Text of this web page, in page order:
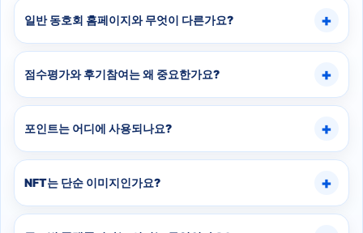
일반 동호회 홈페이지와 무엇이 다른가요?
점수평가와 후기참여는 왜 중요한가요?
포인트는 어디에 사용되나요?
NFT는 단순 이미지인가요?